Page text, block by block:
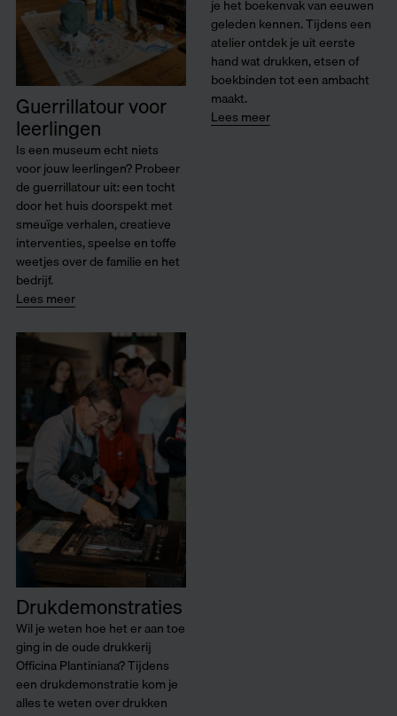
Guerrillatour voor
leerlingen
Is een museum echt niets
voor jouw leerlingen? Probeer
de guerrillatour uit: een tocht
door het huis doorspekt met
smeuïge verhalen, creatieve
interventies, speelse en toffe
weetjes over de familie en het
bedrijf.
Lees meer
je het boekenvak van eeuwen
geleden kennen. Tijdens een
atelier ontdek je uit eerste
hand wat drukken, etsen of
boekbinden tot een ambacht
maakt.
Lees meer
Drukdemonstraties
Wil je weten hoe het er aan toe
ging in de oude drukkerij
Officina Plantiniana? Tijdens
een drukdemonstratie kom je
alles te weten over drukken